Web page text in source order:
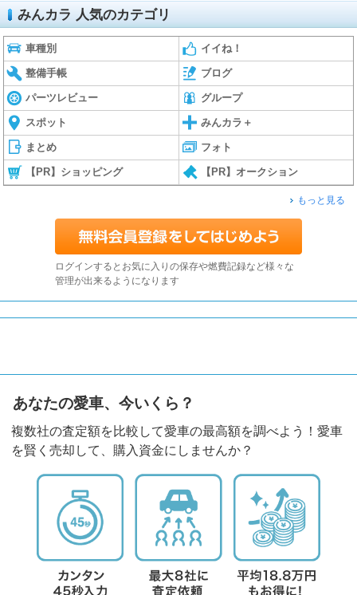
みんカラ 人気のカテゴリ
車種別 イイね！
整備手帳 ブログ
パーツレビュー グループ
スポット みんカラ＋
まとめ フォト
【PR】ショッピング 【PR】オークション
もっと見る
ログインするとお気に入りの保存や燃費記録など様々な
管理が出来るようになります
あなたの愛車、今いくら？
複数社の査定額を比較して愛車の最高額を調べよう！愛車
を賢く売却して、購入資金にしませんか？